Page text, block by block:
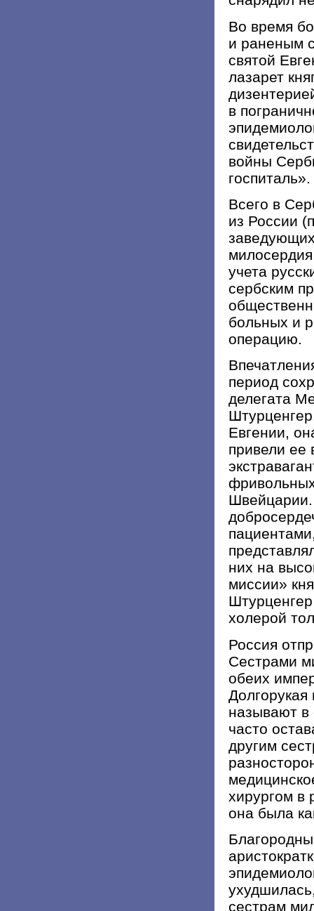
Во время
и раненым
святой
лазарет
в
войны
госпиталь».
Всего в
из России
учета
сербским
больных и
операцию.
период
делегата
Евгении,
привели ее
них на
миссии»
холерой
Россия
Сестрами
обеих
Долгорукая
называют в
часто
другим
хирургом в
она была
сестрам